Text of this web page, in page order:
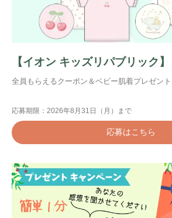
【イオン キッズリパブリック】
全員もらえるクーポン＆ベビー肌着プレゼン
応募期限：2026年8月31日（月）まで
応募はこちら